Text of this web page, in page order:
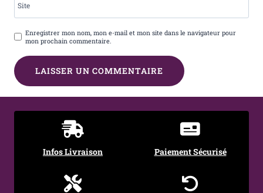
Site
Enregistrer mon nom, mon e-mail et mon site dans le navigateur pour
mon prochain commentaire.
Infos Livraison Paiement Sécurisé